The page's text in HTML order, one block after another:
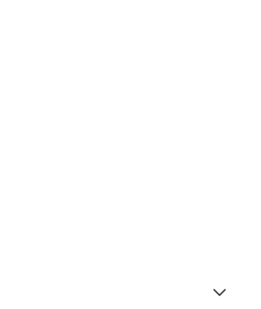
głowni jest jak żmudne polerowanie
końcowy, zmuszając cię do
ze stalą węglową, nowoczesnymi
ręczne.
W warsztacie nożoroba niezbędne